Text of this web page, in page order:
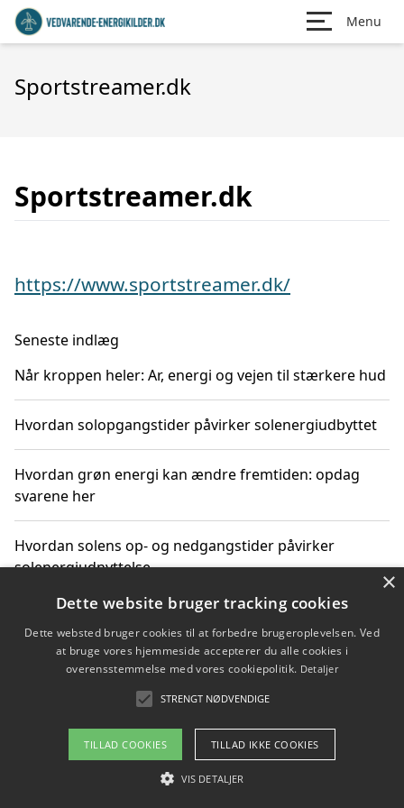
Menu
Sportstreamer.dk
Sportstreamer.dk
https://www.sportstreamer.dk/
Seneste indlæg
Når kroppen heler: Ar, energi og vejen til stærkere hud
Hvordan solopgangstider påvirker solenergiudbyttet
Hvordan grøn energi kan ændre fremtiden: opdag
svarene her
Hvordan solens op- og nedgangstider påvirker
solenergiudnyttelse
Hvordan du får svar på energispørgsmål om
vedvarende energikilder
Om / kontakt
Blog Betingelser
×
Dette website bruger tracking cookies
Dette websted bruger cookies til at forbedre brugeroplevelsen. Ved
at bruge vores hjemmeside accepterer du alle cookies i
overensstemmelse med vores cookiepolitik. Detaljer
STRENGT NØDVENDIGE
TILLAD COOKIES TILLAD IKKE COOKIES
VIS DETALJER